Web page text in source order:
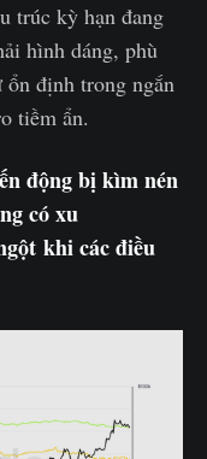
trúc kỳ hạn đang
hình dáng, phù
định trong ngắn
tiềm ẩn.
động bị kìm nén
có xu
khi các điều